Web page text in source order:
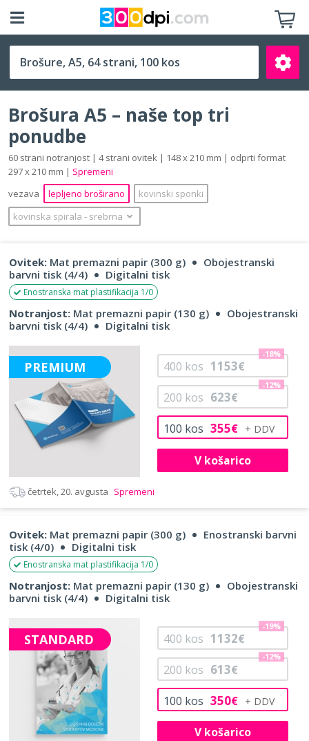
A5 (148 x 210 mm)
Išči
Brošura A5 – naše top tri
ponudbe
60 strani notranjost | 4 strani ovitek | 148 x 210 mm | odprti format
297 x 210 mm | Spremeni
vezava
lepljeno broširano
kovinski sponki
kovinska spirala ‐ srebrna
Ovitek: Mat premazni papir (300 g)
Obojestranski
barvni tisk (4/4)
Digitalni tisk
Enostranska mat plastifikacija 1/0
Notranjost: Mat premazni papir (130 g)
Obojestranski
barvni tisk (4/4)
Digitalni tisk
PREMIUM
100 kos 355€
200 kos 623€
-12%
400 kos 1153€
-18%
V košarico
četrtek, 20. avgusta Spremeni
Ovitek: Mat premazni papir (300 g)
Enostranski barvni
tisk (4/0)
Digitalni tisk
Enostranska mat plastifikacija 1/0
Notranjost: Mat premazni papir (130 g)
Obojestranski
barvni tisk (4/4)
Digitalni tisk
STANDARD
100 kos 350€
200 kos 613€
-12%
400 kos 1132€
-19%
V košarico